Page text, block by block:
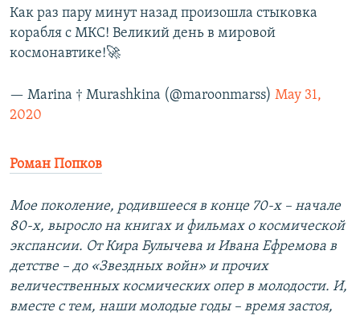
Как раз пару минут назад произошла стыковка
корабля с МКС! Великий день в мировой
космонавтике!🚀
— Marina † Murashkina (@maroonmarss) May 31,
2020
Роман Попков
Мое поколение, родившееся в конце 70-х – начале
80-х, выросло на книгах и фильмах о космической
экспансии. От Кира Булычева и Ивана Ефремова в
детстве – до «Звездных войн» и прочих
величественных космических опер в молодости. И,
вместе с тем, наши молодые годы – время застоя,